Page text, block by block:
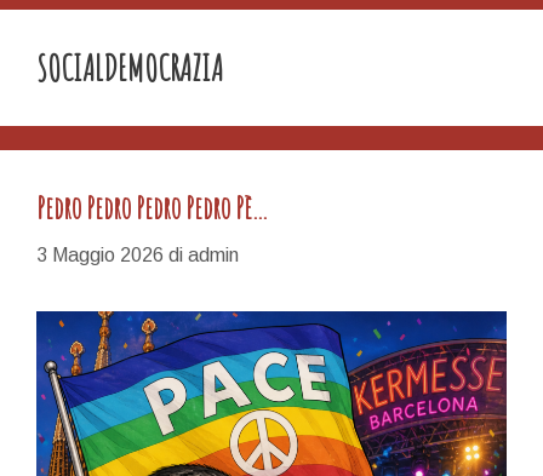
SOCIALDEMOCRAZIA
Pedro Pedro Pedro Pedro Pè…
3 Maggio 2026 di admin